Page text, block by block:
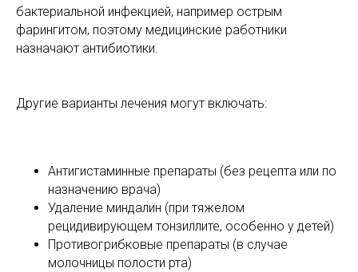
бактериальной инфекцией, например острым
фарингитом, поэтому медицинские работники
назначают антибиотики.
Другие варианты лечения могут включать:
Антигистаминные препараты (без рецепта или по
назначению врача)
Удаление миндалин (при тяжелом
рецидивирующем тонзиллите, особенно у детей)
Противогрибковые препараты (в случае
молочницы полости рта)